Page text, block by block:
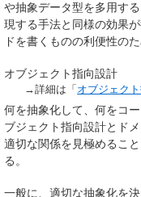
や抽象データ型を多用す
現する手法と同様の効果
ドを書くものの利便性の
オブジェクト指向設計
→詳細は「 オブジェク
何を抽象化して、何をコ
ブジェクト指向設計とド
適切な関係を見極めること
る。
一般に、適切な抽象化を